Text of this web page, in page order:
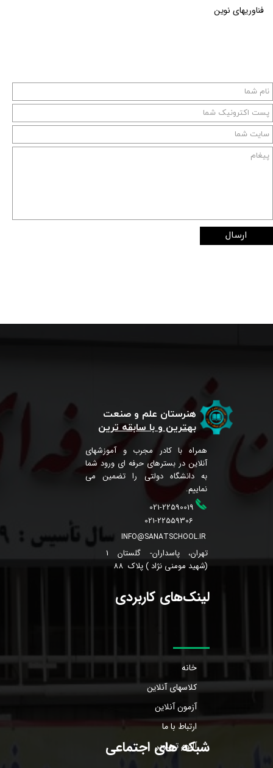
فناوریهای نوین
ارسال
هنرستان علم و صنعت
بهترین و با سابقه ترین
همراه با کادر مجرب و آموزشهای
آنلاین در بسترهای حرفه ای ورود شما
به دانشگاه دولتی را تضمین می
نماییم.
021-22559306
INFO@SANATSCHOOL.IR
تهران، پاسداران- گلستان 1
(شهید مومنی نژاد ) پلاک 88
021-22590019
لینک‌های کاربردی
خانه
کلاسهای آنلاین
آزمون آنلاین
ارتباط با ما
آلبوم تصاویر
شبکه های اجتماعی